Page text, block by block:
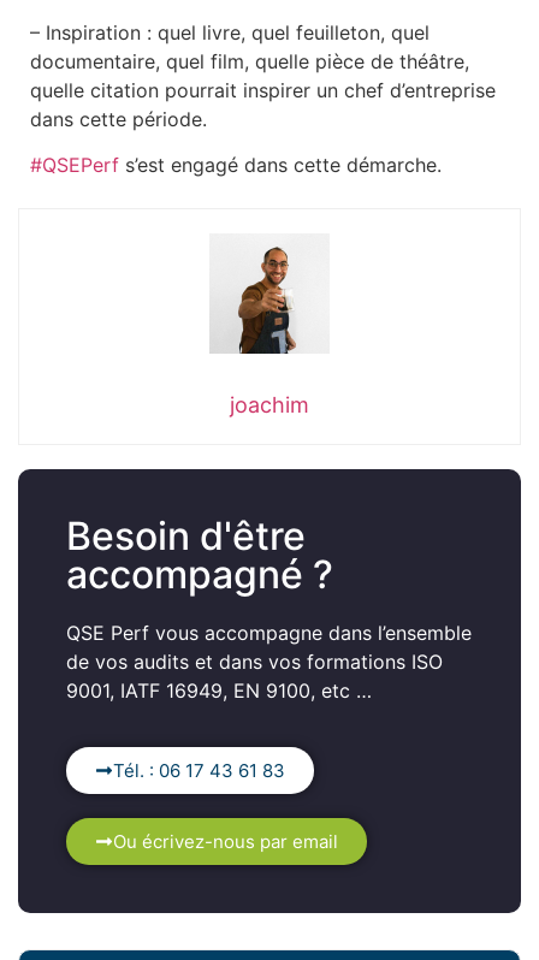
Besoin d'être
accompagné ?
QSE Perf vous accompagne dans l’ensemble
de vos audits et dans vos formations ISO
9001, IATF 16949, EN 9100, etc …
Tél. : 06 17 43 61 83
Ou écrivez-nous par email
– Inspiration : quel livre, quel feuilleton, quel
documentaire, quel film, quelle pièce de théâtre,
quelle citation pourrait inspirer un chef d’entreprise
dans cette période.
#QSEPerf s’est engagé dans cette démarche.
joachim